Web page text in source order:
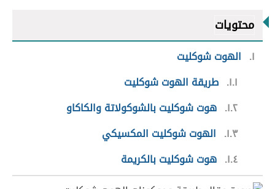
محتويات
١
الهوت شوكليت
١.١ طريقة الهوت شوكليت
١.٢ هوت شوكليت بالشوكولاتة والكاكاو
١.٣
الهوت شوكليت المكسيكي
١.٤ هوت شوكليت بالكريمة